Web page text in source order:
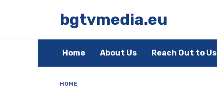
bgtvmedia.eu
Home About Us Reach Out to Us
HOME